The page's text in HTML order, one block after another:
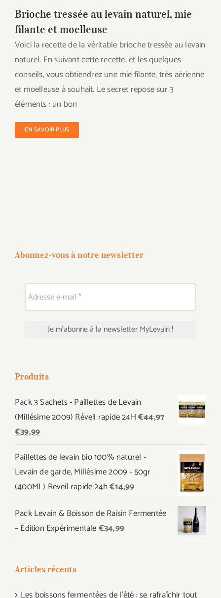
Brioche tressée au levain naturel, mie
filante et moelleuse
Voici la recette de la véritable brioche tressée au levain
naturel. En suivant cette recette, et les quelques
conseils, vous obtiendrez une mie filante, très aérienne
et moelleuse à souhait. Le secret repose sur 3
éléments : un bon
EN SAVOIR PLUS
Abonnez-vous à notre newsletter
Produits
Pack 3 Sachets - Paillettes de Levain
(Millésime 2009) Réveil rapide 24H€44,97
Le
initial
était :
€44,97.
€39,99Le
actuel
est :
€39,99.
Paillettes de levain bio 100% naturel -
Levain de garde, Millésime 2009 - 50gr
(400ML) Réveil rapide 24h€14,99
Pack Levain & Boisson de Raisin Fermentée
– Édition Expérimentale€34,99
Articles récents
Les boissons fermentées de l’été : se rafraîchir tout